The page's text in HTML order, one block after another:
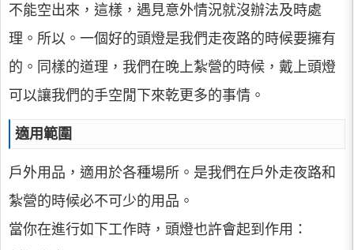
不能空出來，這樣，遇見意外情況就沒辦法及時處
理。所以。一個好的頭燈是我們走夜路的時候要擁有
的。同樣的道理，我們在晚上紮營的時候，戴上頭燈
可以讓我們的手空閒下來乾更多的事情。
適用範圍
戶外用品，適用於各種場所。是我們在戶外走夜路和
紮營的時候必不可少的用品。
當你在進行如下工作時，頭燈也許會起到作用：